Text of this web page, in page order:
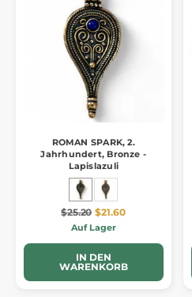
ROMAN SPARK, 2.
Jahrhundert, Bronze -
Lapislazuli
$25.20 $21.60
Auf Lager
IN DEN
WARENKORB